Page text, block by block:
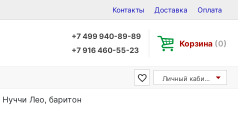
Контакты Доставка Оплата
+7 499 940-89-89
+7 916 460-55-23
Корзина (0)
Личный кабинет
Лео, баритон